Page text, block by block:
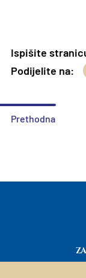
Ispišite
Podijelite na:
Prethodna